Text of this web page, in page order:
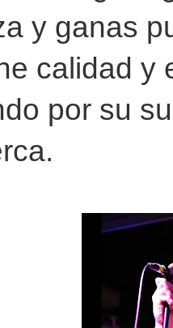
y ganas
calidad y
por su